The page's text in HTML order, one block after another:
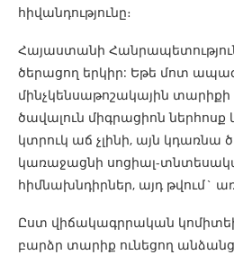
հիվանդությունը։
Հայաստանի
ծերացող երկիր: Եթե մոտ
մինչկենսաթոշակային տարիքի
ծավալուն միգրացիոն ներհոսք
կտրուկ աճ չլինի, այն կդառնա
կառաջացնի սոցիալ-
հիմնախնդիրներ, այդ թվում`
Ըստ վիճակագրրական կոմիտեի
բարձր տարիք ունեցող